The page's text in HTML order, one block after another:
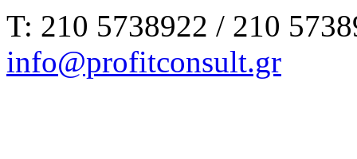
Τ: 210 5738922 / 210
info@profitconsult.gr